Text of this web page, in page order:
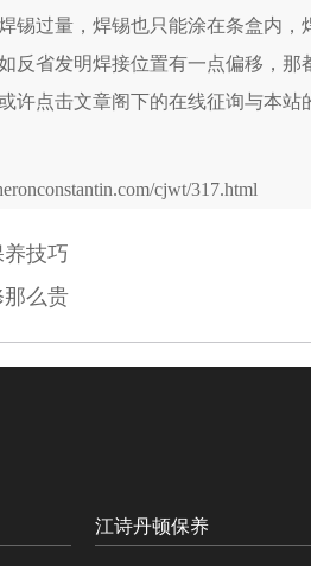
锡过量，焊锡也只能涂在条盒内
反省发明焊接位置有一点偏移，
许点击文章阁下的在线征询与本
cjwt/317.html
技巧
么贵
江诗丹顿保养